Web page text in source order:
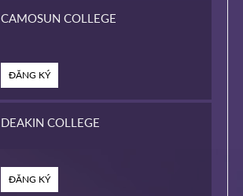
CAMOSUN COLLEGE
ĐĂNG KÝ
DEAKIN COLLEGE
ĐĂNG KÝ